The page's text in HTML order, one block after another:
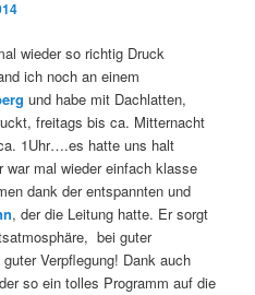
wieder so richtig Druck
ich noch an einem
und habe mit Dachlatten,
freitags bis ca. Mitternacht
1Uhr….es hatte uns halt
war mal wieder einfach klasse
dank der entspannten und
, der die Leitung hatte. Er sorgt
bei guter
Verpflegung! Dank auch
so ein tolles Programm auf die